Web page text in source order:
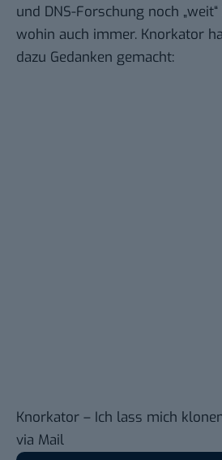
und DNS-Forschung noch
wohin auch immer. Knorkator
dazu Gedanken gemacht:
Knorkator – Ich lass mich
via Mail